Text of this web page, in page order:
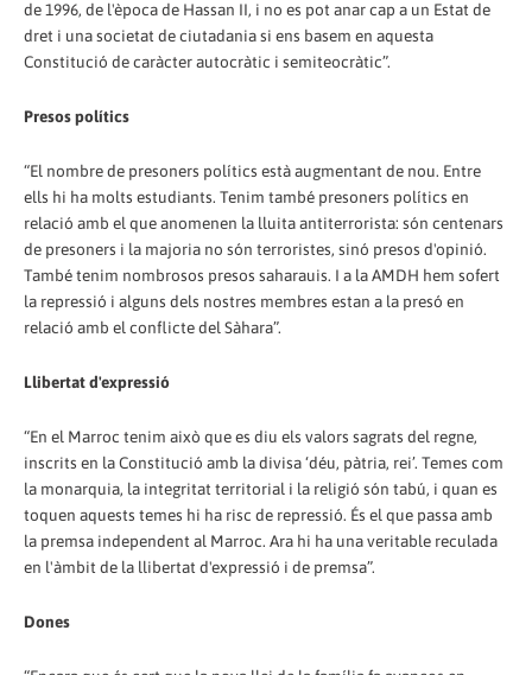
de 1996, de l'època de Hassan II, i no es pot anar cap a un Estat de
dret i una societat de ciutadania si ens basem en aquesta
Constitució de caràcter autocràtic i semiteocràtic”.
Presos polítics
“El nombre de presoners polítics està augmentant de nou. Entre
ells hi ha molts estudiants. Tenim també presoners polítics en
relació amb el que anomenen la lluita antiterrorista: són centenars
de presoners i la majoria no són terroristes, sinó presos d'opinió.
També tenim nombrosos presos saharauis. I a la AMDH hem sofert
la repressió i alguns dels nostres membres estan a la presó en
relació amb el conflicte del Sàhara”.
Llibertat d'expressió
“En el Marroc tenim això que es diu els valors sagrats del regne,
inscrits en la Constitució amb la divisa ‘déu, pàtria, rei’. Temes com
la monarquia, la integritat territorial i la religió són tabú, i quan es
toquen aquests temes hi ha risc de repressió. És el que passa amb
la premsa independent al Marroc. Ara hi ha una veritable reculada
en l'àmbit de la llibertat d'expressió i de premsa”.
Dones